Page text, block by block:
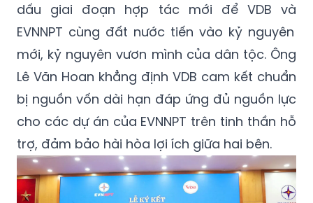
dấu giai đoạn hợp tác mới để VDB và
EVNNPT cùng đất nước tiến vào kỷ nguyên
mới, kỷ nguyên vươn mình của dân tộc. Ông
Lê Văn Hoan khẳng định VDB cam kết chuẩn
bị nguồn vốn dài hạn đáp ứng đủ nguồn lực
cho các dự án của EVNNPT trên tinh thần hỗ
trợ, đảm bảo hài hòa lợi ích giữa hai bên.